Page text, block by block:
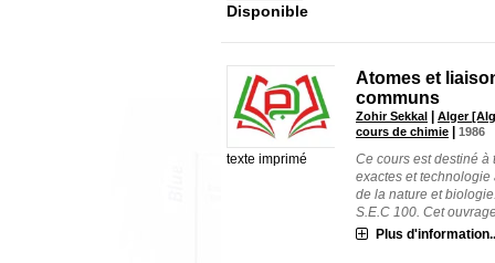
Disponible
texte imprimé
Atomes et
communs
Zohir Sekkal |Alger
cours de chimie |1986
Ce cours est destiné à
exactes et
de la nature et
S.E.C 100. Cet
Plus